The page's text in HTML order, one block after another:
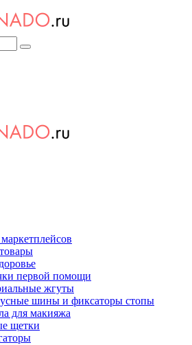
первой помощи
жгуты
шины и фиксаторы стопы
для макияжа
щетки